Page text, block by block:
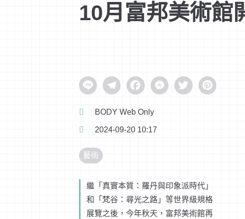
10月富邦美術館
Line TelegramFacebookMessenger
Twitter Pinterest
BODY Web Only
2024-09-20 10:17
藝術
繼「真實本質：羅丹與印象派時代」
和「梵谷：尋光之路」等世界級規格
展覽之後，今年秋天，富邦美術館再